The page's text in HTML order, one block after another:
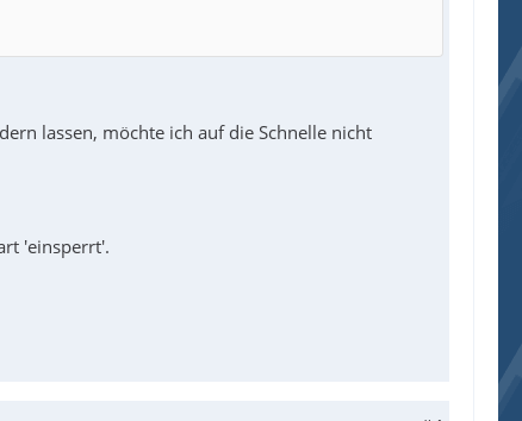
lassen, möchte ich auf die Schnelle nicht
'einsperrt'.